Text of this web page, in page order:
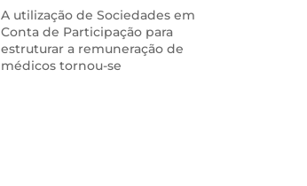
A utilização de Sociedades em
Conta de Participação para
estruturar a remuneração de
médicos tornou-se